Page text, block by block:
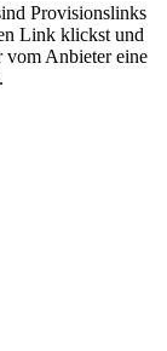
Provisionslinks
Link klickst und
vom Anbieter eine